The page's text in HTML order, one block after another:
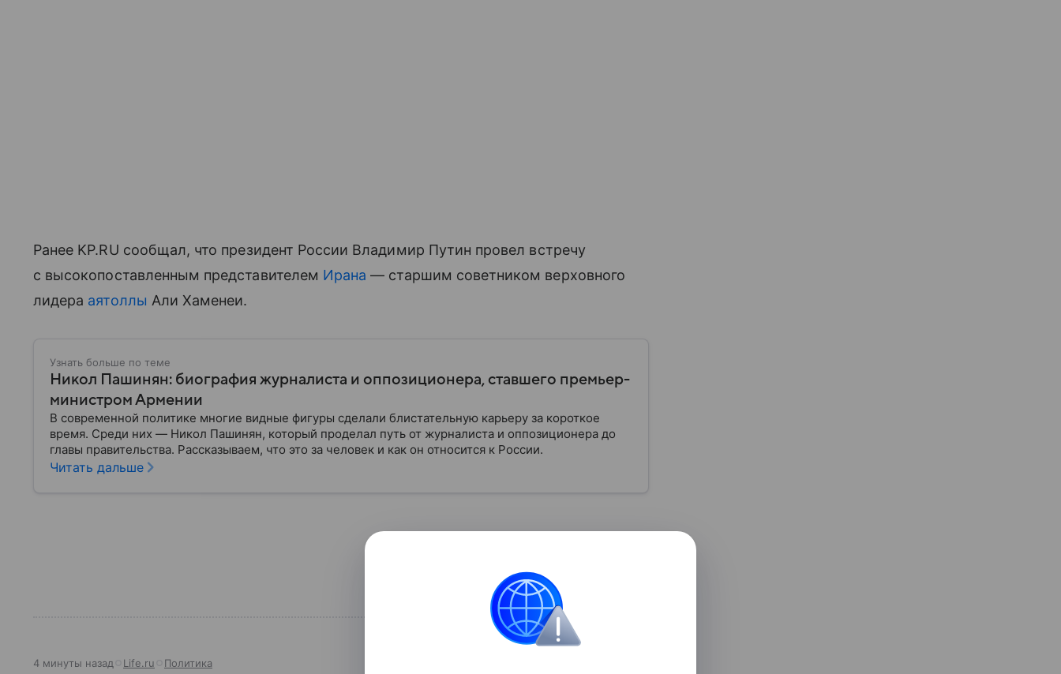
Ранее KP.RU сообщал, что президент России Владимир Путин провел встречу
с высокопоставленным представителем Ирана — старшим советником верховного
лидера аятоллы Али Хаменеи.
Узнать больше по теме
Никол Пашинян: биография журналиста и оппозиционера, ставшего премьер-
министром Армении
В современной политике многие видные фигуры сделали блистательную карьеру за короткое
время. Среди них — Никол Пашинян, который проделал путь от журналиста и оппозиционера до
главы правительства. Рассказываем, что это за человек и как он относится к России.
Читать дальше
4 минуты назад Life.ru Политика